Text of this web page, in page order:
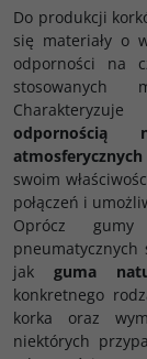
Do produkcji
się materiały o
odporności na
stosowanych
odpornością
swoim
połączeń i
Oprócz
jakguma
konkretnego
korka oraz
niektórych